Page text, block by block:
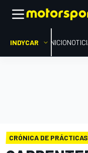
INDYCAR INICIO
CRÓNICA DE PRÁCTICAS